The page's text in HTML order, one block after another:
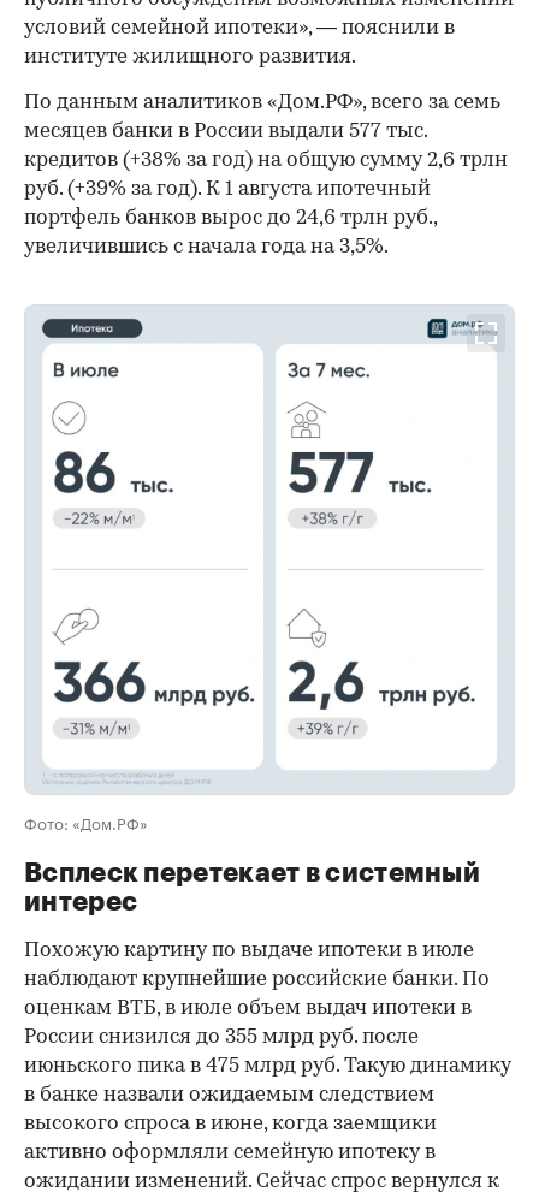
условий семейной ипотеки», — пояснили в
институте жилищного развития.
По данным аналитиков «Дом.РФ», всего за семь
месяцев банки в России выдали 577 тыс.
кредитов (+38% за год) на общую сумму 2,6 трлн
руб. (+39% за год). К 1 августа ипотечный
портфель банков вырос до 24,6 трлн руб.,
увеличившись с начала года на 3,5%.
Фото: «Дом.РФ»
Всплеск перетекает в системный
интерес
Похожую картину по выдаче ипотеки в июле
наблюдают крупнейшие российские банки. По
оценкам ВТБ, в июле объем выдач ипотеки в
России снизился до 355 млрд руб. после
июньского пика в 475 млрд руб. Такую динамику
в банке назвали ожидаемым следствием
высокого спроса в июне, когда заемщики
активно оформляли семейную ипотеку в
ожидании изменений. Сейчас спрос вернулся к